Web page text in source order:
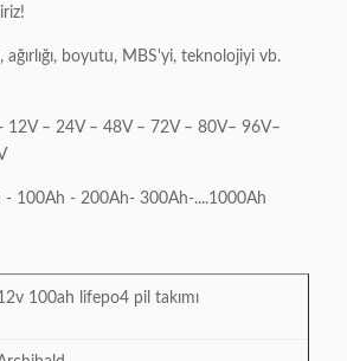
boyutu, MBS'yi, teknolojiyi vb.
- 12V – 24V – 48V – 72V – 80V– 96V–
- 100Ah - 200Ah- 300Ah-....1000Ah
100ah lifepo4 pil takımı